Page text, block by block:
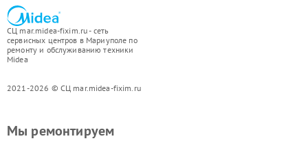
СЦ mar.midea-fixim.ru - сеть
сервисных центров в Мариуполе по
ремонту и обслуживанию техники
Midea
2021-2026 © СЦ mar.midea-fixim.ru
Мы ремонтируем